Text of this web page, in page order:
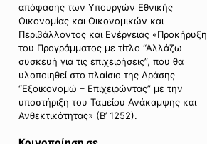
απόφασης των Υπουργών Εθνικής
Οικονομίας και Οικονομικών και
Περιβάλλοντος και Ενέργειας «Προκήρυξη
του Προγράμματος με τίτλο “Αλλάζω
συσκευή για τις επιχειρήσεις”, που θα
υλοποιηθεί στο πλαίσιο της Δράσης
“Εξοικονομώ – Επιχειρώντας” με την
υποστήριξη του Ταμείου Ανάκαμψης και
Ανθεκτικότητας» (Β’ 1252).